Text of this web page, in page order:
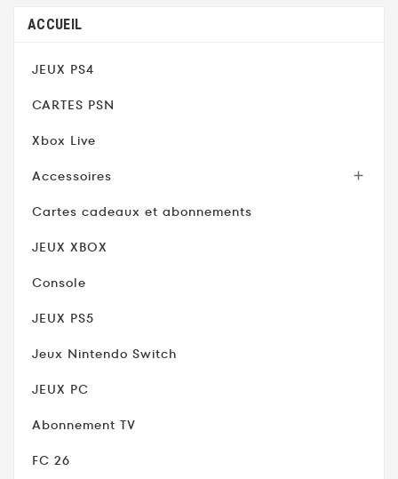
ACCUEIL
JEUX PS4
CARTES PSN
Xbox Live
Accessoires

Cartes cadeaux et abonnements
JEUX XBOX
Console
JEUX PS5
Jeux Nintendo Switch
JEUX PC
Abonnement TV
FC 26